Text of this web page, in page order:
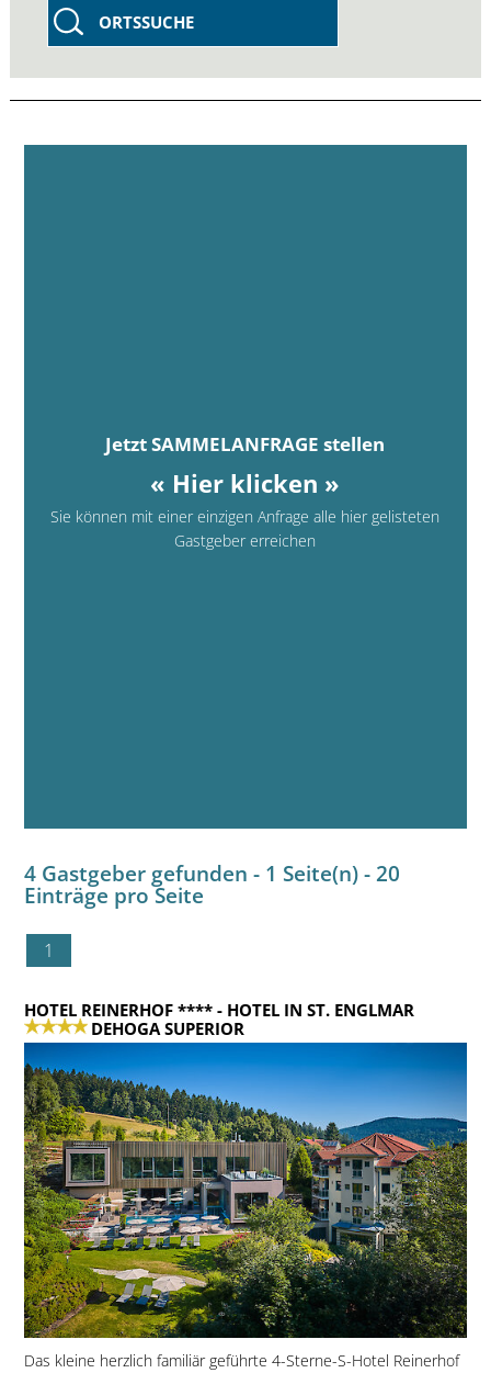
ORTSSUCHE
Jetzt SAMMELANFRAGE stellen
« Hier klicken »
Sie können mit einer einzigen Anfrage alle hier gelisteten
Gastgeber erreichen
4 Gastgeber gefunden - 1 Seite(n) - 20
Einträge pro Seite
1
HOTEL REINERHOF ****- HOTEL IN ST. ENGLMAR
DEHOGA SUPERIOR
Das kleine herzlich familiär geführte 4-Sterne-S-Hotel Reinerhof